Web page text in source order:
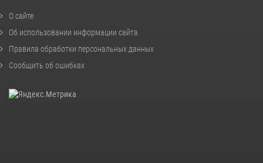
О сайте
Об использовании информации сайта
Правила обработки персональных данных
Сообщить об ошибках